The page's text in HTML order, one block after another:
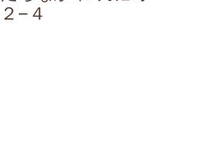
−４